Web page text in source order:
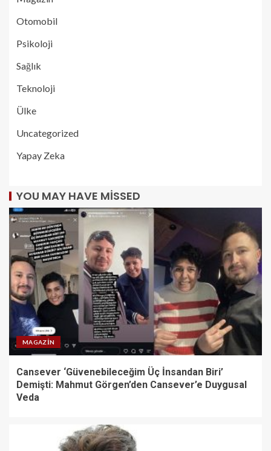
Otomobil
Psikoloji
Sağlık
Teknoloji
Ülke
Uncategorized
Yapay Zeka
YOU MAY HAVE MISSED
MAGAZIN
Cansever ‘Güvenebileceğim Üç İnsandan Biri’
Demişti: Mahmut Görgen’den Cansever’e Duygusal
Veda